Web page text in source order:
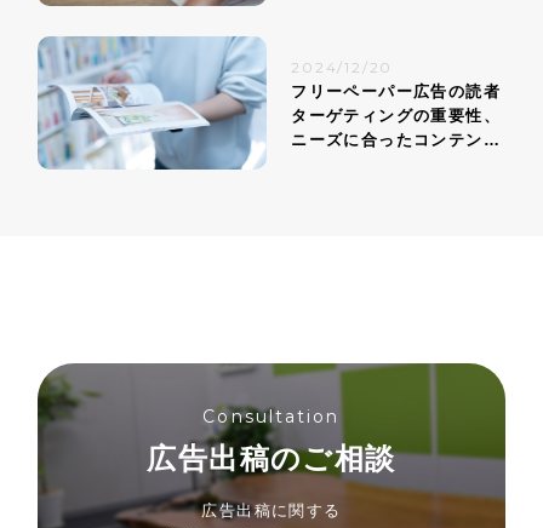
2024/12/20
フリーペーパー広告の読者
ターゲティングの重要性、
ニーズに合ったコンテンツ
Consultation
広告出稿のご相談
広告出稿に関する